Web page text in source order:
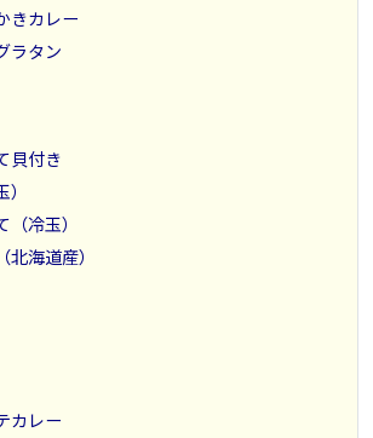
きカレー
ラタン
貝付き
冷玉）
海道産）
カレー